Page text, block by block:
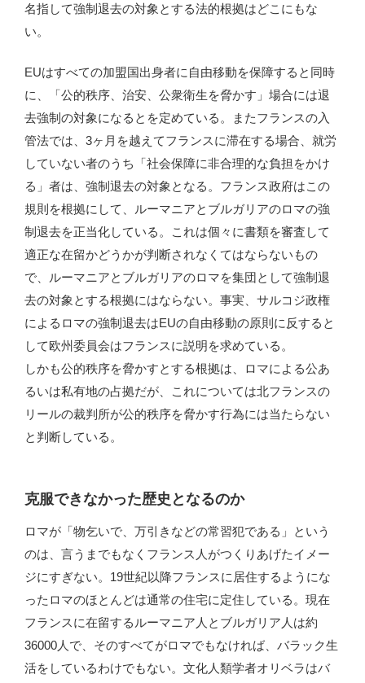
名指して強制退去の対象とする法的根拠はどこにもな
い。
EUはすべての加盟国出身者に自由移動を保障すると同時
に、「公的秩序、治安、公衆衛生を脅かす」場合には退
去強制の対象になるとを定めている。またフランスの入
管法では、3ヶ月を越えてフランスに滞在する場合、就労
していない者のうち「社会保障に非合理的な負担をかけ
る」者は、強制退去の対象となる。フランス政府はこの
規則を根拠にして、ルーマニアとブルガリアのロマの強
制退去を正当化している。これは個々に書類を審査して
適正な在留かどうかが判断されなくてはならないもの
で、ルーマニアとブルガリアのロマを集団として強制退
去の対象とする根拠にはならない。事実、サルコジ政権
によるロマの強制退去はEUの自由移動の原則に反すると
して欧州委員会はフランスに説明を求めている。
しかも公的秩序を脅かすとする根拠は、ロマによる公あ
るいは私有地の占拠だが、これについては北フランスの
リールの裁判所が公的秩序を脅かす行為には当たらない
と判断している。
克服できなかった歴史となるのか
ロマが「物乞いで、万引きなどの常習犯である」という
のは、言うまでもなくフランス人がつくりあげたイメー
ジにすぎない。19世紀以降フランスに居住するようにな
ったロマのほとんどは通常の住宅に定住している。現在
フランスに在留するルーマニア人とブルガリア人は約
36000人で、そのすべてがロマでもなければ、バラック生
活をしているわけでもない。文化人類学者オリベラはバ